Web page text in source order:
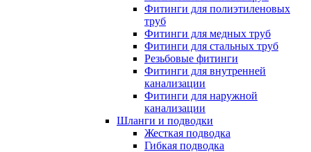
Фитинги для полиэтиленовых
труб
Фитинги для медных труб
Фитинги для стальных труб
Резьбовые фитинги
Фитинги для внутренней
канализации
Фитинги для наружной
канализации
Шланги и подводки
Жесткая подводка
Гибкая подводка